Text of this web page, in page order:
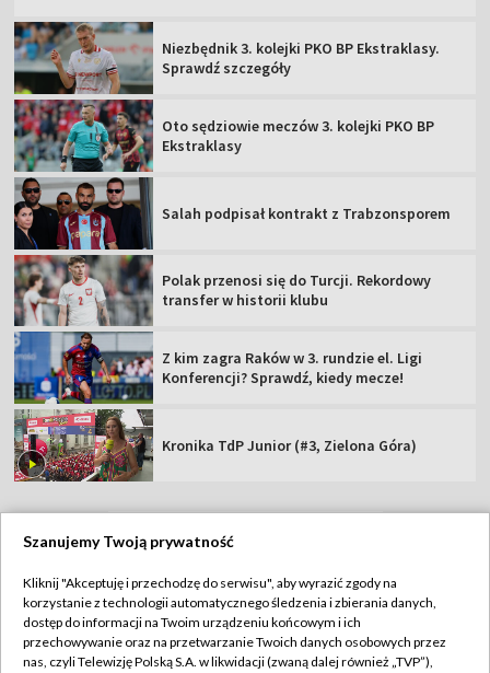
Niezbędnik 3. kolejki PKO BP Ekstraklasy.
Sprawdź szczegóły
Oto sędziowie meczów 3. kolejki PKO BP
Ekstraklasy
Salah podpisał kontrakt z Trabzonsporem
Polak przenosi się do Turcji. Rekordowy
transfer w historii klubu
Z kim zagra Raków w 3. rundzie el. Ligi
Konferencji? Sprawdź, kiedy mecze!
Kronika TdP Junior (#3, Zielona Góra)
Abonament TVP
Sklep TVP
Regulamin TVP
Polityka prywatności
Szanujemy Twoją prywatność
Kliknij "Akceptuję i przechodzę do serwisu", aby wyrazić zgody na
korzystanie z technologii automatycznego śledzenia i zbierania danych,
dostęp do informacji na Twoim urządzeniu końcowym i ich
przechowywanie oraz na przetwarzanie Twoich danych osobowych przez
nas, czyli Telewizję Polską S.A. w likwidacji (zwaną dalej również „TVP”),